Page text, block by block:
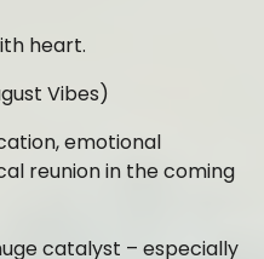
heart.
Vibes)
emotional
reunion in the coming
catalyst – especially